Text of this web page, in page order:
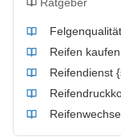
Felgenqualität
Reifen kaufen
Reifendienst
Reifenwechsel